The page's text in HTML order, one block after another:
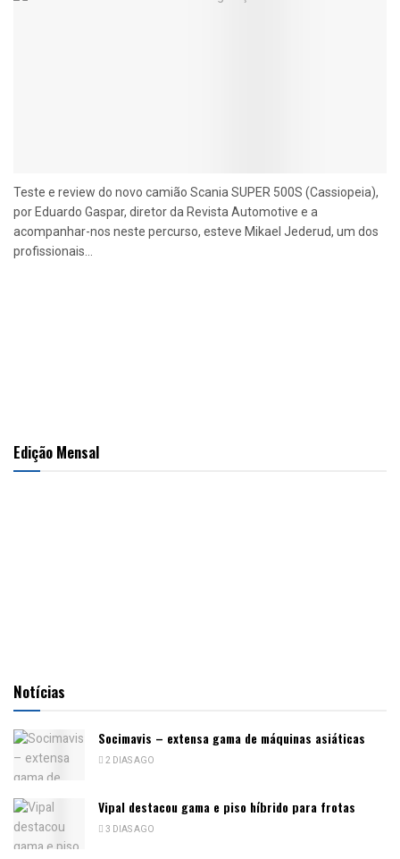
Teste e review do novo camião Scania SUPER 500S (Cassiopeia),
por Eduardo Gaspar, diretor da Revista Automotive e a
acompanhar-nos neste percurso, esteve Mikael Jederud, um dos
profissionais...
Edição Mensal
Notícias
Socimavis – extensa gama de máquinas asiáticas
2 DIAS AGO
Vipal destacou gama e piso híbrido para frotas
3 DIAS AGO